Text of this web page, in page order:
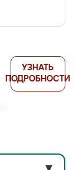
УЗНАТЬ
ПОДРОБНОСТИ